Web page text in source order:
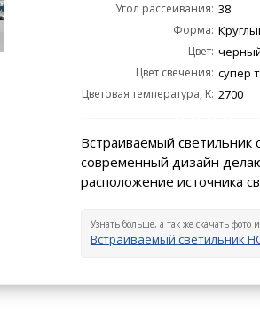
Угол рассеивания: 38
Форма:
Цвет:
Цвет свечения: супер
Цветовая температура, K: 2700
Встраиваемый
современный дизайн
расположение источника
Узнать больше, а так же скачать фото
Встраиваемый светильник